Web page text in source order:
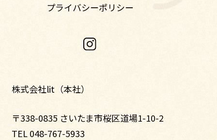
プライバシーポリシー
株式会社lit（本社）
〒338-0835 さいたま市桜区道場1-10-2
TEL 048-767-5933